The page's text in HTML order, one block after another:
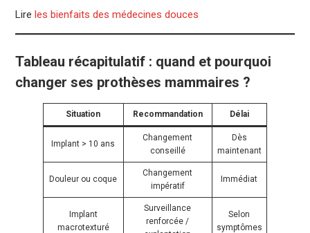
Lire les bienfaits des médecines douces
Tableau récapitulatif : quand et pourquoi
changer ses prothèses mammaires ?
Situation Recommandation Délai
Implant > 10 ans
Changement
conseillé
Dès
maintenant
Douleur ou coque
Changement
impératif
Immédiat
Implant
macrotexturé
Surveillance
renforcée /
Selon
symptômes